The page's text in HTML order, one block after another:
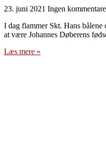
23. juni 2021 Ingen
I dag flammer Skt. Hans bålene
at være Johannes Døberens
Læs mere »